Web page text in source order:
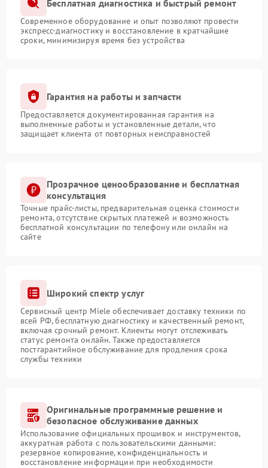
Бесплатная диагностика и быстрый ремонт
Современное оборудование и опыт позволяют провести
экспресс-диагностику и восстановление в кратчайшие
сроки, минимизируя время без устройства
Гарантия на работы и запчасти
Предоставляется документированная гарантия на
выполненные работы и установленные детали, что
защищает клиента от повторных неисправностей
Прозрачное ценообразование и бесплатная
консультация
Точные прайс-листы, предварительная оценка стоимости
ремонта, отсутствие скрытых платежей и возможность
бесплатной консультации по телефону или онлайн на
сайте
Широкий спектр услуг
Сервисный центр Miele обеспечивает доставку техники по
всей РФ, бесплатную диагностику и качественный ремонт,
включая срочный ремонт. Клиенты могут отслеживать
статус ремонта онлайн. Также предоставляется
постгарантийное обслуживание для продления срока
службы техники
Оригинальные программные решение и
безопасное обслуживание данных
Использование официальных прошивок и инструментов,
аккуратная работа с пользовательскими данными:
резервное копирование, конфиденциальность и
восстановление информации при необходимости